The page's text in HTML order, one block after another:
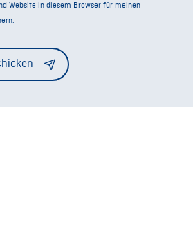
Website in diesem Browser für meinen